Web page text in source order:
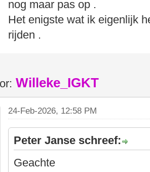
nog maar pas op .
Het enigste wat ik eigenlijk
rijden .
Willeke_IGKT
24-Feb-2026, 12:58 PM
Peter Janse schreef:
Geachte